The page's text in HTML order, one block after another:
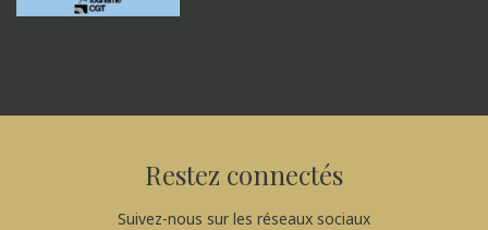
Restez connectés
Suivez-nous sur les réseaux sociaux